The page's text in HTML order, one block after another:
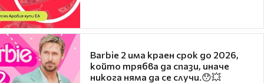
Barbie 2 има краен срок до 2026,
който трябва да спази, иначе
никога няма да се случи.😯💥